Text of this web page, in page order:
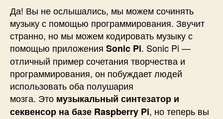
и
н
я
е
м
м
у
ы
к
у
Да! Вы не ослышались, мы можем сочинять
музыку с помощью программирования. Звучит
странно, но мы можем кодировать музыку с
помощью приложения Sonic Pi. Sonic Pi —
отличный пример сочетания творчества и
программирования, он побуждает людей
использовать оба полушария
мозга. Это музыкальный синтезатор и
секвенсор на базе Raspberry Pi, но теперь вы